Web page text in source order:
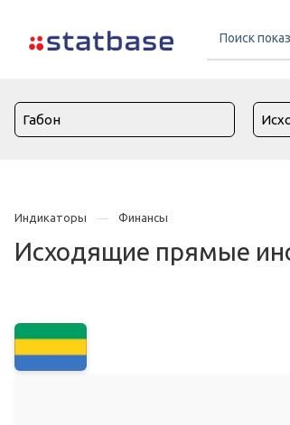
Индикаторы Финансы
Исходящие прямые